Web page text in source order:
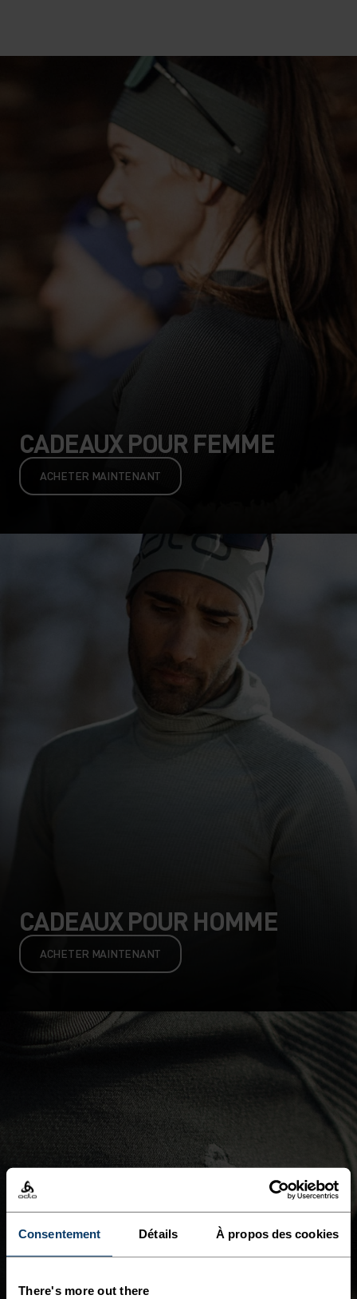
Consentement Détails À propos des cookies
There's more out there
CADEAUX POUR FEMME
ACHETER MAINTENANT
CADEAUX POUR HOMME
ACHETER MAINTENANT